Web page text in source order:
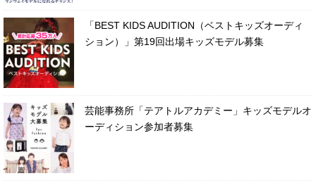
「BEST KIDS AUDITION（ベストキッズオーディ
ション）」第19回出場キッズモデル募集
芸能事務所「テアトルアカデミー」キッズモデルオ
ーディション参加者募集